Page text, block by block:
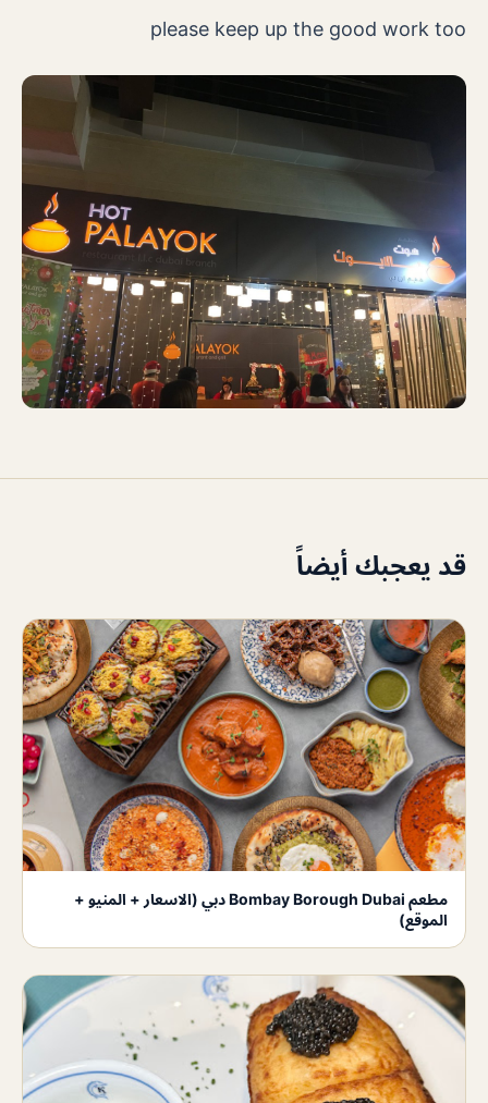
please keep up the good work too
قد يعجبك أيضاً
مطعم Bombay Borough Dubai دبي (الاسعار + المنيو +
الموقع)